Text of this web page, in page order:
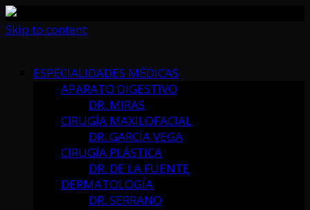
Skip to content
ESPECIALIDADES MÉDICAS
APARATO DIGESTIVO
DR. MIRAS
CIRUGÍA MAXILOFACIAL
DR. GARCÍA VEGA
CIRUGÍA PLÁSTICA
DR. DE LA FUENTE
DERMATOLOGÍA
DR. SERRANO